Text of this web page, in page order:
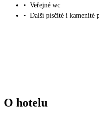
• Veřejné wc
• Další písčité i kamenité
O hotelu